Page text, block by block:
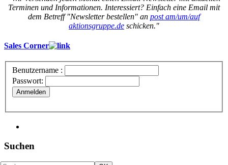
Terminen und Informationen. Interessiert? Einfach eine Email mit
dem Betreff "Newsletter bestellen" an post am/um/auf
aktionsgruppe.de schicken."
Sales Corner
Benutzername :
Passwort:
Anmelden
Suchen